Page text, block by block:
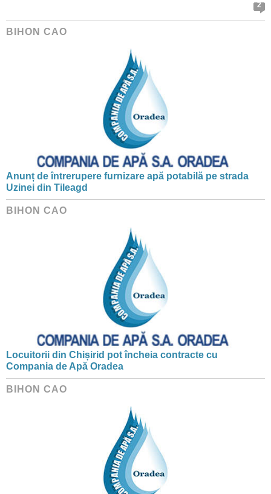
2
BIHON CAO
Anunț de întrerupere furnizare apă potabilă pe strada
Uzinei din Tileagd
BIHON CAO
Locuitorii din Chișirid pot încheia contracte cu
Compania de Apă Oradea
BIHON CAO